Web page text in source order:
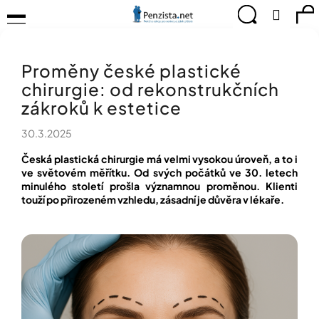
na
TIPY
PRO
PEVNÉ
ZDRAVÍ
PRO
RADOST
OBJEVUJTE
NÁMI
CHYTRÝ
PRŮVODCE
MODERNÍM
SVĚTEM
Hledat
Menu
Proměny české plastické
chirurgie: od rekonstrukčních
zákroků k estetice
30.3.2025
Česká plastická chirurgie má velmi vysokou úroveň, a to i
ve světovém měřítku. Od svých počátků ve 30. letech
minulého století prošla významnou proměnou. Klienti
touží po přirozeném vzhledu, zásadní je důvěra v lékaře.
o
C
o
p
e
b
u
n
a